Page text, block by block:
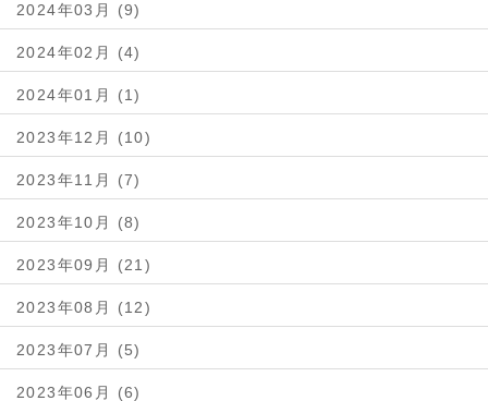
2024年03月 (9)
2024年02月 (4)
2024年01月 (1)
2023年12月 (10)
2023年11月 (7)
2023年10月 (8)
2023年09月 (21)
2023年08月 (12)
2023年07月 (5)
2023年06月 (6)